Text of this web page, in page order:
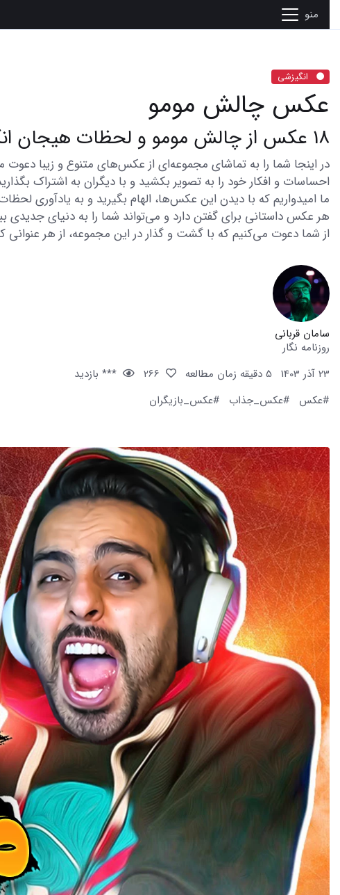
منو
انگیزشی
عکس چالش مومو
18 عکس از چالش مومو و لحظات هیجان انگیز آن
احساسات و افکار خود را به تصویر بکشید و با دیگران به اشتراک
ما امیدواریم که با دیدن این عکس‌ها، الهام بگیرید و به یادآوری
هر عکس داستانی برای گفتن دارد و می‌تواند شما را به دنیای جدیدی
از شما دعوت می‌کنیم که با گشت و گذار در این مجموعه، از هر عنوانی
سامان قربانی
روزنامه نگار
23 آذر 1403
5 دقیقه زمان مطالعه
*** بازدید
#عکس
#عکس_جذاب #عکس_بازیگران